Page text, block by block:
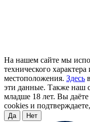
На нашем сайте мы
технического
местоположения. Здесь
эти данные. Также наш
младше 18 лет. Вы даёте
cookies и
Да Нет